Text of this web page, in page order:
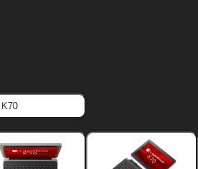
K70